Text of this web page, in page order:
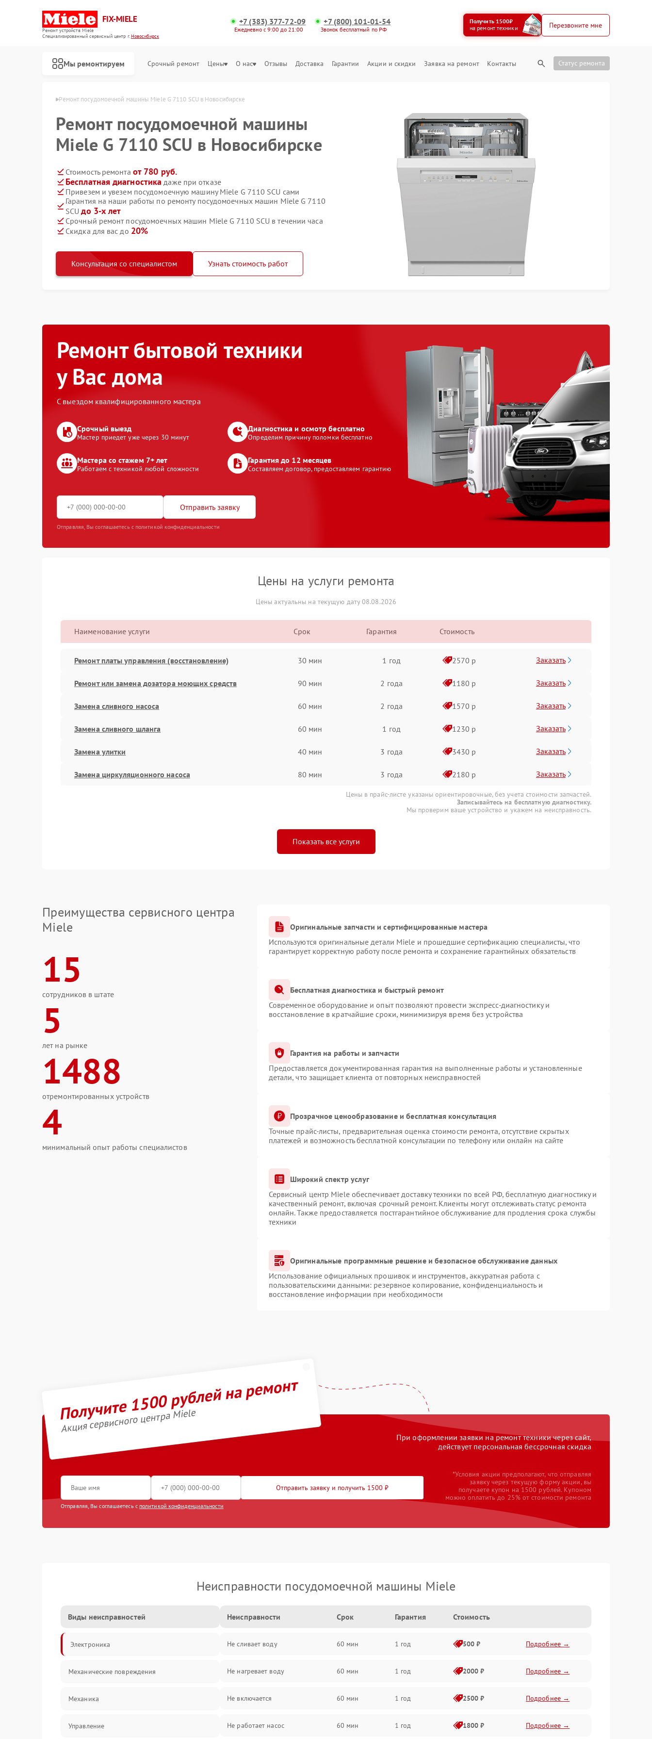
FIX-MIELE
Ремонт устройств Miele
Специализированный cервисный центр г.Новосибирск
+7 (383) 377-72-09
Ежедневно с 9:00 до 21:00
+7 (800) 101-01-54
Звонок бесплатный по РФ
Получить 1500₽
на ремонт техники
Перезвоните мне
Мы ремонтируем Срочный ремонт Цены О нас Отзывы Доставка Гарантии Акции и скидки Заявка на ремонт Контакты Статус ремонта
в Новосибирске Ремонт посудомоечной машины Miele G 7110 SCU в Новосибирске
Ремонт посудомоечной машины
Miele G 7110 SCU в Новосибирске
Стоимость ремонта от 780 руб.
Бесплатная диагностика даже при отказе
Привезем и увезем посудомоечную машину Miele G 7110 SCU сами
Гарантия на наши работы по ремонту посудомоечных машин Miele G 7110
SCUдо 3-х лет
Срочный ремонт посудомоечных машин Miele G 7110 SCU в течении часа
Скидка для вас до 20%
Консультация со специалистом Узнать стоимость работ
Ремонт бытовой техники
у Вас дома
С выездом квалифицированного мастера
Срочный выезд
Мастер приедет уже через 30 минут
Диагностика и осмотр бесплатно
Определим причину поломки бесплатно
Мастера со стажем 7+ лет
Работаем с техникой любой сложности
Гарантия до 12 месяцев
Составляем договор, предоставляем гарантию
Отправить заявку
Отправляя, Вы соглашаетесь с политикой конфиденциальности
Цены на услуги ремонта
Цены актуальны на текущую дату 08.08.2026
Наименование услуги Срок Гарантия Стоимость
Ремонт платы управления (восстановление) 30 мин 1 год 2570 р Заказать
Ремонт или замена дозатора моющих средств 90 мин 2 года 1180 р Заказать
Замена сливного насоса 60 мин 2 года 1570 р Заказать
Замена сливного шланга 60 мин 1 год 1230 р Заказать
Замена улитки 40 мин 3 года 3430 р Заказать
Замена циркуляционного насоса 80 мин 3 года 2180 р Заказать
Цены в прайс-листе указаны ориентировочные, без учета стоимости запчастей.
Записывайтесь на бесплатную диагностику.
Мы проверим ваше устройство и укажем на неисправность.
Показать все услуги
Преимущества сервисного центра
Miele
15
сотрудников в штате
5
лет на рынке
1488
отремонтированных устройств
4
минимальный опыт работы специалистов
Оригинальные запчасти и сертифицированные мастера
Используются оригинальные детали Miele и прошедшие сертификацию специалисты, что
гарантирует корректную работу после ремонта и сохранение гарантийных обязательств
Бесплатная диагностика и быстрый ремонт
Современное оборудование и опыт позволяют провести экспресс-диагностику и
восстановление в кратчайшие сроки, минимизируя время без устройства
Гарантия на работы и запчасти
Предоставляется документированная гарантия на выполненные работы и установленные
детали, что защищает клиента от повторных неисправностей
Прозрачное ценообразование и бесплатная консультация
Точные прайс-листы, предварительная оценка стоимости ремонта, отсутствие скрытых
платежей и возможность бесплатной консультации по телефону или онлайн на сайте
Широкий спектр услуг
Сервисный центр Miele обеспечивает доставку техники по всей РФ, бесплатную диагностику и
качественный ремонт, включая срочный ремонт. Клиенты могут отслеживать статус ремонта
онлайн. Также предоставляется постгарантийное обслуживание для продления срока службы
техники
Оригинальные программные решение и безопасное обслуживание данных
Использование официальных прошивок и инструментов, аккуратная работа с
пользовательскими данными: резервное копирование, конфиденциальность и
восстановление информации при необходимости
Получите 1500 рублей на ремонт
Акция сервисного центра Miele
При оформлении заявки на ремонт техники через сайт,
действует персональная бессрочная скидка
Отправить заявку и получить 1500 ₽
Отправляя, Вы соглашаетесь с политикой конфиденциальности
*Условия акции предполагают, что отправляя
заявку через текущую форму акции, вы
получаете купон на 1500 рублей. Купоном
можно оплатить до 25% от стоимости ремонта
Неисправности посудомоечной машины Miele
Виды неисправностей
Электроника
Механические повреждения
Механика
Управление
Неисправности Срок Гарантия Стоимость
Не сливает воду 60 мин 1 год 500 ₽ Подробнее →
Не нагревает воду 60 мин 1 год 2000 ₽ Подробнее →
Не включается 60 мин 1 год 2500 ₽ Подробнее →
Не работает насос 60 мин 1 год 1800 ₽ Подробнее →